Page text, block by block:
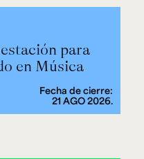
para
en Música
Fecha de cierre:
21 AGO 2026.